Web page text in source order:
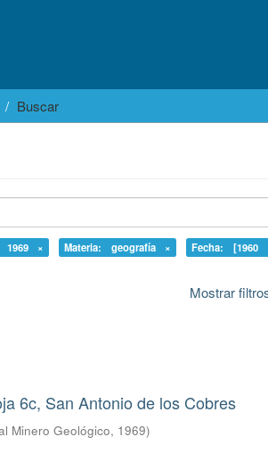
Buscar
1969 × Materia: geografía ×
Fecha:
Mostrar
6c, San Antonio de los Cobres
Minero Geológico, 1969)